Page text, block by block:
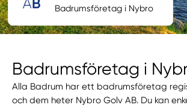
Badrumsföretag i
Alla Badrum har ett badrumsföretag
och dem heter Nybro Golv AB. Du kan
Badrumsföretag i Nybro